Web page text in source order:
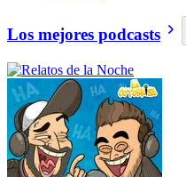
Los mejores podcasts